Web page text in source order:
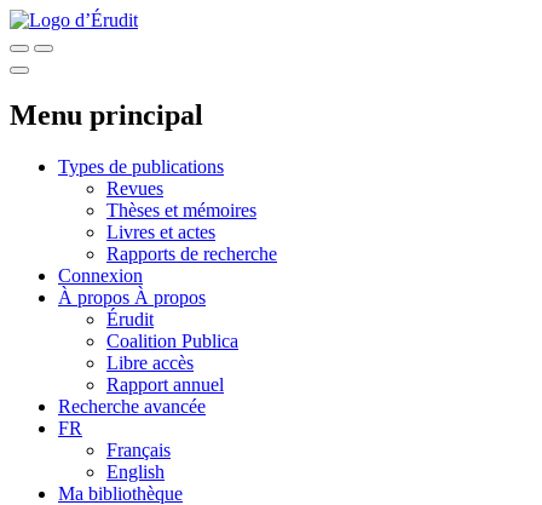
Menu principal
Types de publications
Revues
Thèses et mémoires
Livres et actes
Rapports de recherche
Connexion
À propos À propos
Érudit
Coalition Publica
Libre accès
Rapport annuel
Recherche avancée
FR
Français
English
Ma bibliothèque